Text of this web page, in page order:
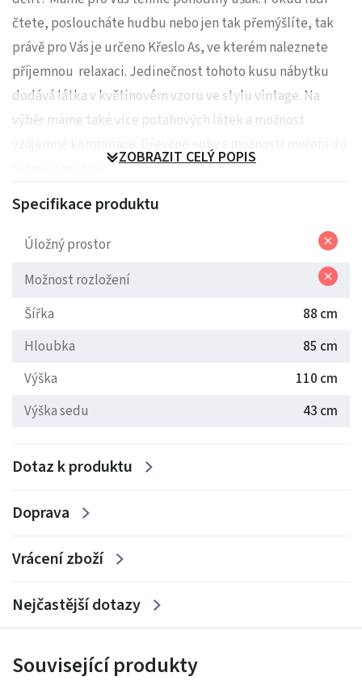
čtete, posloucháte hudbu nebo jen tak přemýšlíte, tak
právě pro Vás je určeno Křeslo As, ve kterém naleznete
příjemnou relaxaci. Jedinečnost tohoto kusu nábytku
dodává látka v květinovém vzoru ve stylu vintage. Na
výběr máme také více potahových látek a možnost
BEZ taburetu!
Taburet lze doobjednat
ZOBRAZIT CELÝ POPIS
Specifikace produktu
Úložný prostor
Možnost rozložení
Šířka
88 cm
Hloubka
85 cm
Výška
110 cm
Výška sedu
43 cm
Dotaz k produktu
Doprava
Vrácení zboží
Nejčastější dotazy
Související produkty